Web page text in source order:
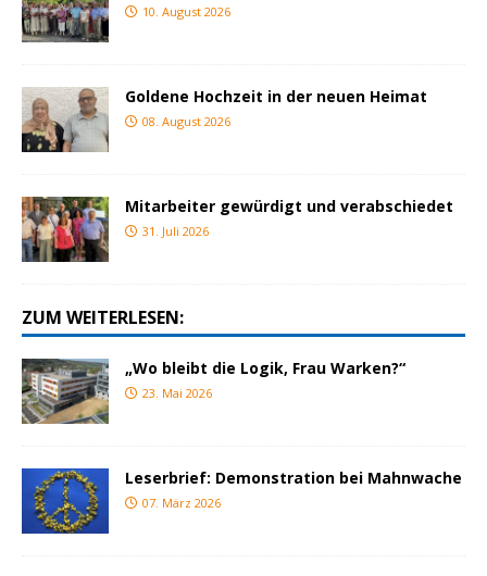
10. August 2026
Goldene Hochzeit in der neuen Heimat
08. August 2026
Mitarbeiter gewürdigt und verabschiedet
31. Juli 2026
ZUM WEITERLESEN:
„Wo bleibt die Logik, Frau Warken?“
23. Mai 2026
Leserbrief: Demonstration bei Mahnwache
07. März 2026